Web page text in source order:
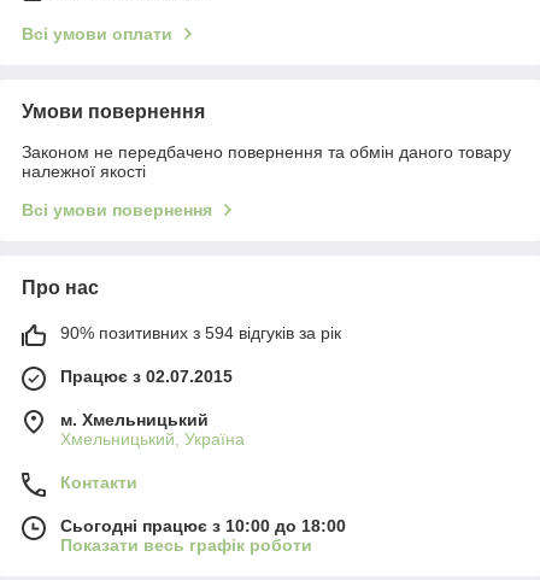
Всі умови оплати
Умови повернення
Законом не передбачено повернення та обмін даного товару
належної якості
Всі умови повернення
Про нас
90% позитивних з 594 відгуків за рік
Працює з 02.07.2015
м. Хмельницький
Хмельницький, Україна
Контакти
Сьогодні працює з 10:00 до 18:00
Показати весь графік роботи